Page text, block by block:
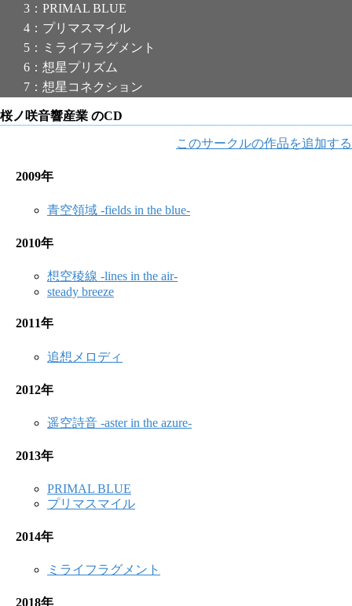
3：PRIMAL BLUE
4：プリマスマイル
5：ミライフラグメント
6：想星プリズム
7：想星コネクション
桜ノ咲音響産業 のCD
このサークルの作品を追加する
2009年
青空領域 -fields in the blue-
2010年
想空稜線 -lines in the air-
steady breeze
2011年
追想メロディ
2012年
遥空詩音 -aster in the azure-
2013年
PRIMAL BLUE
プリマスマイル
2014年
ミライフラグメント
2018年